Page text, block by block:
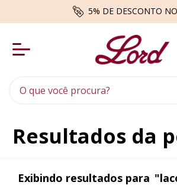
BRINDES - Envio aleatório
Resultados da
Exibindo resultados para